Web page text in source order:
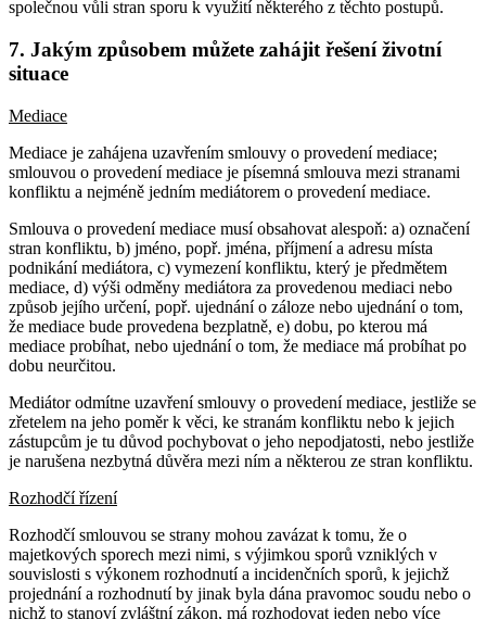
společnou vůli stran sporu k využití některého z těchto postupů.
7. Jakým způsobem můžete zahájit řešení životní
situace
Mediace
Mediace je zahájena uzavřením smlouvy o provedení mediace;
smlouvou o provedení mediace je písemná smlouva mezi stranami
konfliktu a nejméně jedním mediátorem o provedení mediace.
Smlouva o provedení mediace musí obsahovat alespoň: a) označení
stran konfliktu, b) jméno, popř. jména, příjmení a adresu místa
podnikání mediátora, c) vymezení konfliktu, který je předmětem
mediace, d) výši odměny mediátora za provedenou mediaci nebo
způsob jejího určení, popř. ujednání o záloze nebo ujednání o tom,
že mediace bude provedena bezplatně, e) dobu, po kterou má
mediace probíhat, nebo ujednání o tom, že mediace má probíhat po
dobu neurčitou.
Mediátor odmítne uzavření smlouvy o provedení mediace, jestliže se
zřetelem na jeho poměr k věci, ke stranám konfliktu nebo k jejich
zástupcům je tu důvod pochybovat o jeho nepodjatosti, nebo jestliže
je narušena nezbytná důvěra mezi ním a některou ze stran konfliktu.
Rozhodčí řízení
Rozhodčí smlouvou se strany mohou zavázat k tomu, že o
majetkových sporech mezi nimi, s výjimkou sporů vzniklých v
souvislosti s výkonem rozhodnutí a incidenčních sporů, k jejichž
projednání a rozhodnutí by jinak byla dána pravomoc soudu nebo o
nichž to stanoví zvláštní zákon, má rozhodovat jeden nebo více